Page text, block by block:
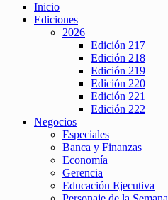
Inicio
Ediciones
2026
Edición 217
Edición 218
Edición 219
Edición 220
Edición 221
Edición 222
Negocios
Especiales
Banca y Finanzas
Economía
Gerencia
Educación Ejecutiva